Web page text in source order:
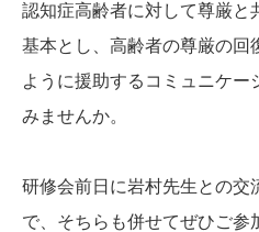
認知症高齢者に対して尊厳と
基本とし、高齢者の尊厳の回
ように援助するコミュニケ
みませんか。
研修会前日に岩村先生との交
で、そちらも併せてぜひご参